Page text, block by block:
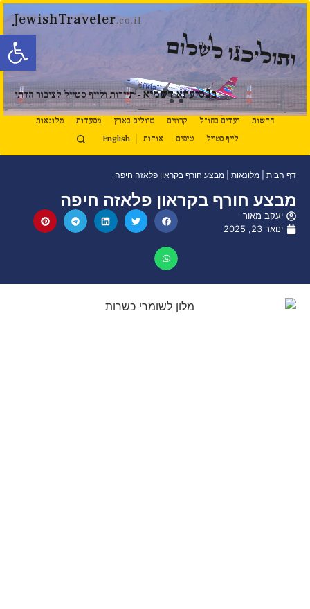
פתח
JewishTraveler.co.il
ותוליכנו לשלום
בנסיעתא דשמיא - תיירות ולייף סטייל לציבור הדתי
חדשות יעדים בחו"ל קרוזים טיולים בארץ מסעדות
מלונאות
לייף סטייל
טיפים אודות English
דף הבית מלונאות מבצע חורף בקראון פלאזה חיפה
מבצע חורף בקראון פלאזה חיפה
יעקב מאור
ינואר 23, 2025